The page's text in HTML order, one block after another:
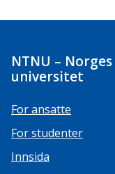
NTNU –
universitet
For ansatte
For studenter
Innsida